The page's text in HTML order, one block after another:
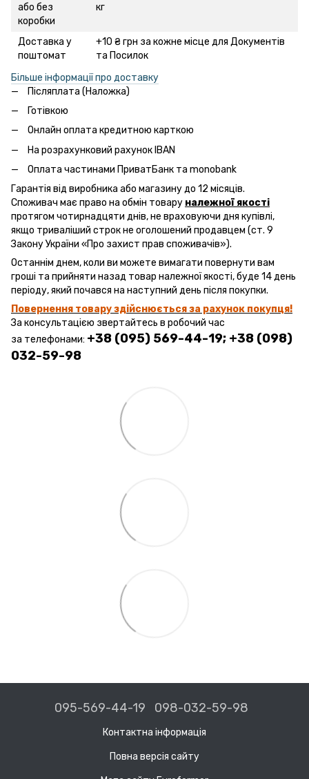
або без
коробки
кг
Доставка у
поштомат
+10 ₴ грн за кожне місце для Документів
та Посилок
Більше інформації про доставку
Післяплата (Наложка)
Готівкою
Онлайн оплата кредитною карткою
На розрахунковий рахунок IBAN
Оплата частинами ПриватБанк та monobank
Гарантія від виробника або магазину до 12 місяців.
Споживач має право на обмін товару належної якості
протягом чотирнадцяти днів, не враховуючи дня купівлі,
якщо триваліший строк не оголошений продавцем (ст. 9
Закону України «Про захист прав споживачів»).
Останнім днем, коли ви можете вимагати повернути вам
гроші та прийняти назад товар належної якості, буде 14 день
періоду, який почався на наступний день після покупки.
Повернення товару здійснюється за рахунок покупця!
За консультацією звертайтесь в робочий час
за телефонами: +38 (095) 569-44-19; +38 (098)
032-59-98
095-569-44-19 098-032-59-98
Контактна інформація
Повна версія сайту